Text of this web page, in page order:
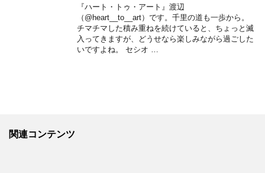
『ハート・トゥ・アート』渡辺
（@heart__to__art）です。千里の道も一歩から。
チマチマした積み重ねを続けていると、ちょっと滅
入ってきますが、どうせなら楽しみながら過ごした
いですよね。 セシオ …
関連コンテンツ